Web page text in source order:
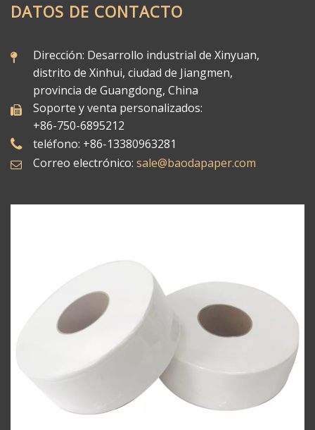
DATOS DE CONTACTO
Dirección: Desarrollo industrial de Xinyuan,
distrito de Xinhui, ciudad de Jiangmen,
provincia de Guangdong, China
Soporte y venta personalizados:
+86-750-6895212
teléfono: +86-13380963281
Correo electrónico: sale@baodapaper.com​​​​​​​